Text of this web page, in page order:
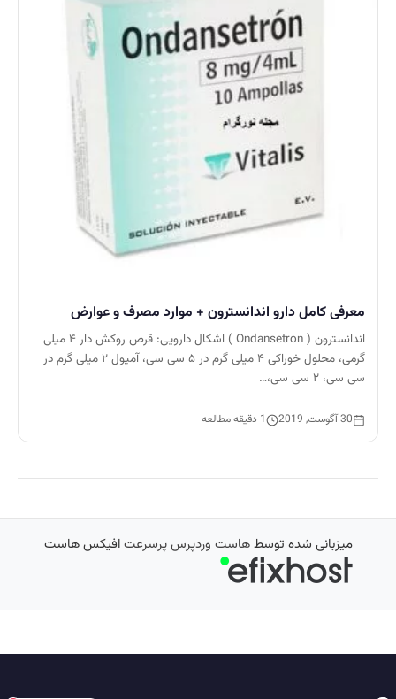
معرفی کامل دارو اندانسترون + موارد مصرف و عوارض
اندانسترون ( Ondansetron ) اشکال دارویی: قرص روکش دار ۴ میلی
گرمی، محلول خوراکی ۴ میلی گرم در ۵ سی سی، آمپول ۲ میلی گرم در
سی سی، ۲ سی سی،…
30 آگوست, 2019 1 دقیقه مطالعه
میزبانی شده توسطهاست وردپرس پرسرعتافیکس هاست